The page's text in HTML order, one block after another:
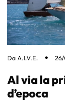
Da A.I.V.E.
Al via la
d’epoca